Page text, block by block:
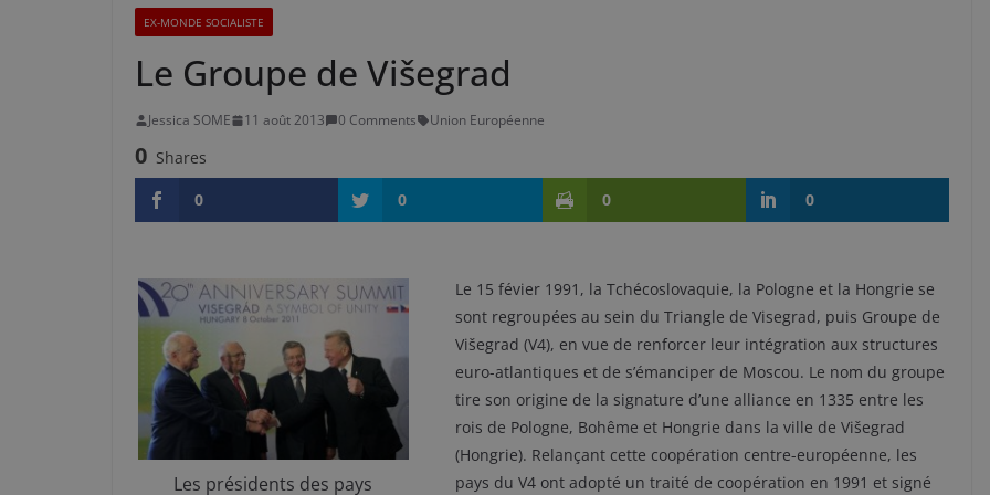
EX-MONDE SOCIALISTE
Le Groupe de Višegrad
Jessica SOME 11 août 2013 0 Comments Union Européenne
0 Shares
0
0 0 0
Les présidents des pays
Le 15 févier 1991, la Tchécoslovaquie, la Pologne et la Hongrie se
sont regroupées au sein du Triangle de Visegrad, puis Groupe de
Višegrad (V4), en vue de renforcer leur intégration aux structures
euro-atlantiques et de s’émanciper de Moscou. Le nom du groupe
tire son origine de la signature d’une alliance en 1335 entre les
rois de Pologne, Bohême et Hongrie dans la ville de Višegrad
(Hongrie). Relançant cette coopération centre-européenne, les
pays du V4 ont adopté un traité de coopération en 1991 et signé